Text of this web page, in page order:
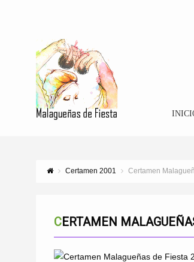
Certamen 2001 Certamen
CERTAMEN